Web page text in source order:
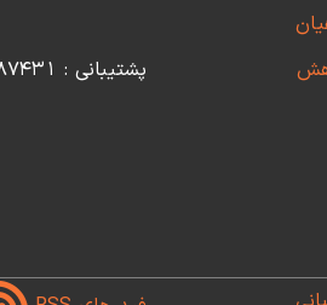
پشتیبانی : 09393887431